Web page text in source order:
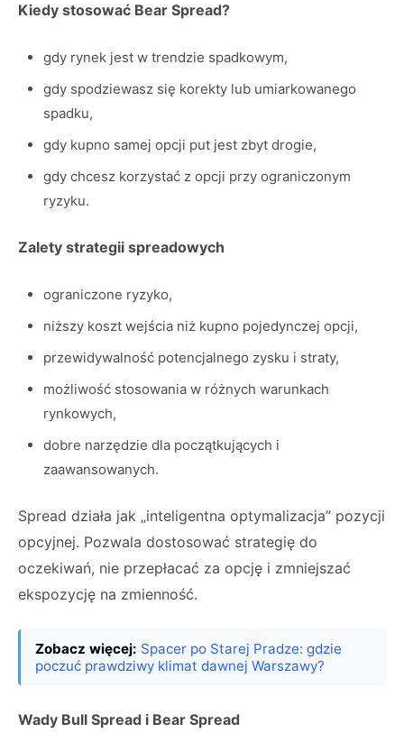
Kiedy stosować Bear Spread?
gdy rynek jest w trendzie spadkowym,
gdy spodziewasz się korekty lub umiarkowanego
spadku,
gdy kupno samej opcji put jest zbyt drogie,
gdy chcesz korzystać z opcji przy ograniczonym
ryzyku.
Zalety strategii spreadowych
ograniczone ryzyko,
niższy koszt wejścia niż kupno pojedynczej opcji,
przewidywalność potencjalnego zysku i straty,
możliwość stosowania w różnych warunkach
rynkowych,
dobre narzędzie dla początkujących i
zaawansowanych.
Spread działa jak „inteligentna optymalizacja” pozycji
opcyjnej. Pozwala dostosować strategię do
oczekiwań, nie przepłacać za opcję i zmniejszać
ekspozycję na zmienność.
Zobacz więcej: Spacer po Starej Pradze: gdzie
poczuć prawdziwy klimat dawnej Warszawy?
Wady Bull Spread i Bear Spread